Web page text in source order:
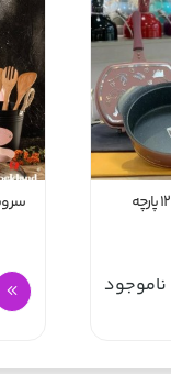
ناموجود
سرویس